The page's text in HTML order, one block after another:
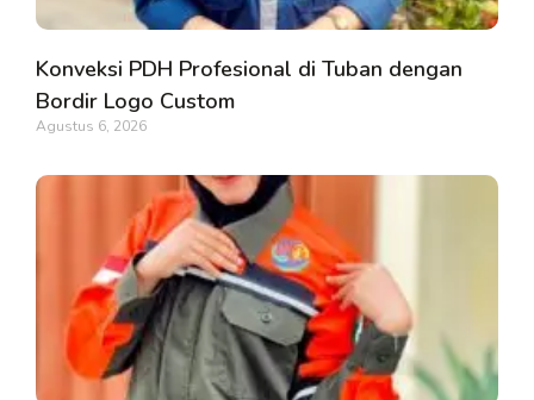
Konveksi PDH Profesional di Tuban dengan
Bordir Logo Custom
Agustus 6, 2026